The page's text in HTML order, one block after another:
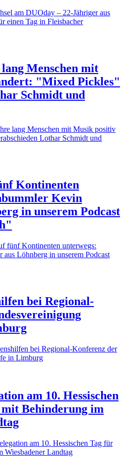
am DUOday – 22-Jähriger aus
einen Tag in Fleisbacher
Menschen mit
"Mixed Pickles"
Schmidt und
lang Menschen mit Musik positiv
Lothar Schmidt und
Kontinenten
Kevin
in unserem Podcast
fünf Kontinenten unterwegs:
Löhnberg in unserem Podcast
bei Regional-
bei Regional-Konferenz der
in Limburg
am 10. Hessischen
Behinderung im
am 10. Hessischen Tag für
Wiesbadener Landtag